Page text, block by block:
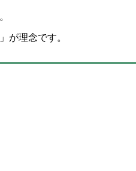
が理念です。